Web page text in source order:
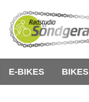
E-BIKES BIKES